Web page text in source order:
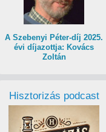
A Szebenyi Péter-díj 2025.
évi díjazottja: Kovács
Zoltán
Hisztorizás podcast